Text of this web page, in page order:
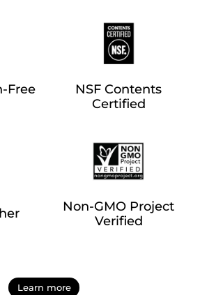
Free
NSF Contents
Certified
Non-GMO Project
Verified
Learn more